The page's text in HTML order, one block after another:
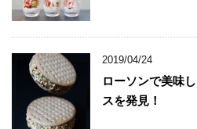
2019/04/24
ローソンで美味
スを発見！